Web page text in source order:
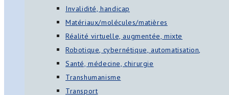
Invalidité, handicap
Matériaux/molécules/matières
Réalité virtuelle, augmentée, mixte
Robotique, cybernétique, automatisation,
Santé, médecine, chirurgie
Transhumanisme
Transport